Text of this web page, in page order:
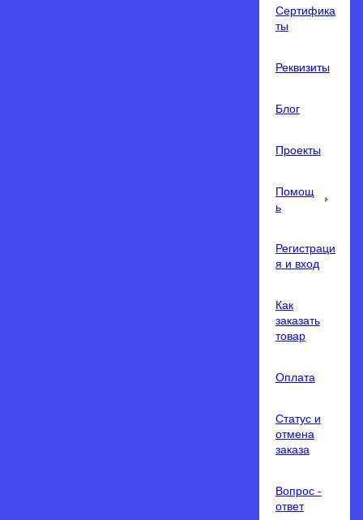
Сертифика
ты
Реквизиты
Блог
Проекты
Помощ
ь
Регистраци
я и вход
Как
заказать
товар
Оплата
Статус и
отмена
заказа
Вопрос -
ответ